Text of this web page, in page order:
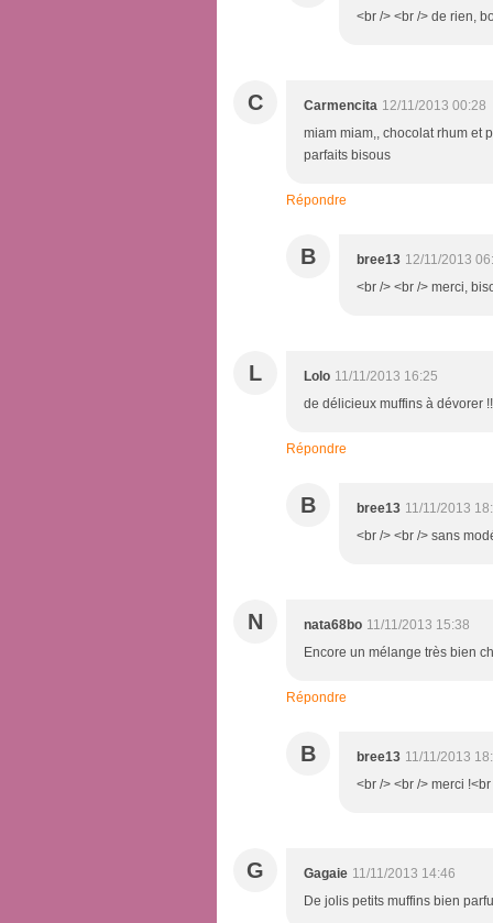
<br /> <br /> de rien,
C Carmencita 12/11/2013 00:28
miam miam,, chocolat rhum et
parfaits bisous
Répondre
B bree13 12/11/2013
<br /> <br /> merci,
L Lolo 11/11/2013 16:25
de délicieux muffins à dévorer
Répondre
B bree13 11/11/2013
<br /> <br /> sans
N nata68bo 11/11/2013 15:38
Encore un mélange très bien
Répondre
B bree13 11/11/2013
<br /> <br /> merci
G Gagaie 11/11/2013 14:46
De jolis petits muffins bien